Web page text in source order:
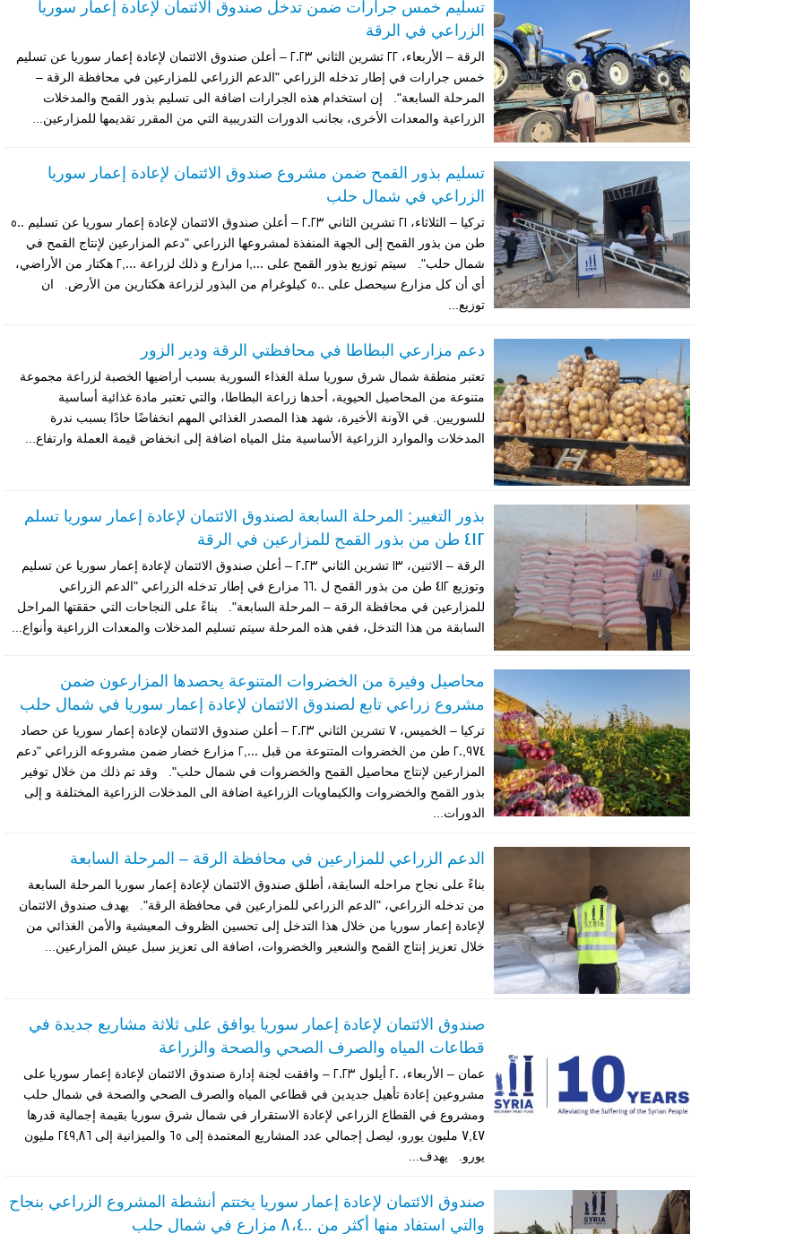
تسليم خمس جرارات ضمن تدخل صندوق الائتمان لإعادة إعمار سوريا
الزراعي في الرقة
الرقة – الأربعاء، 22 تشرين الثاني 2023 – أعلن صندوق الائتمان لإعادة إعمار سوريا عن تسليم
خمس جرارات في إطار تدخله الزراعي "الدعم الزراعي للمزارعين في محافظة الرقة –
المرحلة السابعة". إن استخدام هذه الجرارات اضافة الى تسليم بذور القمح والمدخلات
الزراعية والمعدات الأخرى، بجانب الدورات التدريبية التي من المقرر تقديمها للمزارعين...
تسليم بذور القمح ضمن مشروع صندوق الائتمان لإعادة إعمار سوريا
الزراعي في شمال حلب
تركيا – الثلاثاء، 21 تشرين الثاني 2023 – أعلن صندوق الائتمان لإعادة إعمار سوريا عن تسليم 500
طن من بذور القمح إلى الجهة المنفذة لمشروعها الزراعي "دعم المزارعين لإنتاج القمح في
شمال حلب". سيتم توزيع بذور القمح على 1,000 مزارع و ذلك لزراعة 2,000 هكتار من الأراضي،
أي أن كل مزارع سيحصل على 500 كيلوغرام من البذور لزراعة هكتارين من الأرض. ان
توزيع...
دعم مزارعي البطاطا في محافظتي الرقة ودير الزور
تعتبر منطقة شمال شرق سوريا سلة الغذاء السورية بسبب أراضيها الخصبة لزراعة مجموعة
متنوعة من المحاصيل الحيوية، أحدها زراعة البطاطا، والتي تعتبر مادة غذائية أساسية
للسوريين. في الآونة الأخيرة، شهد هذا المصدر الغذائي المهم انخفاضًا حادًا بسبب ندرة
المدخلات والموارد الزراعية الأساسية مثل المياه اضافة إلى انخفاض قيمة العملة وارتفاع...
بذور التغيير: المرحلة السابعة لصندوق الائتمان لإعادة إعمار سوريا تسلم
412 طن من بذور القمح للمزارعين في الرقة
الرقة – الاثنين، 13 تشرين الثاني 2023 – أعلن صندوق الائتمان لإعادة إعمار سوريا عن تسليم
وتوزيع 412 طن من بذور القمح ل 660 مزارع في إطار تدخله الزراعي "الدعم الزراعي
للمزارعين في محافظة الرقة – المرحلة السابعة". بناءً على النجاحات التي حققتها المراحل
السابقة من هذا التدخل، ففي هذه المرحلة سيتم تسليم المدخلات والمعدات الزراعية وأنواع...
محاصيل وفيرة من الخضروات المتنوعة يحصدها المزارعون ضمن
مشروع زراعي تابع لصندوق الائتمان لإعادة إعمار سوريا في شمال حلب
تركيا – الخميس، 7 تشرين الثاني 2023 – أعلن صندوق الائتمان لإعادة إعمار سوريا عن حصاد
20,974 طن من الخضروات المتنوعة من قبل 2,000 مزارع خضار ضمن مشروعه الزراعي "دعم
المزارعين لإنتاج محاصيل القمح والخضروات في شمال حلب". وقد تم ذلك من خلال توفير
بذور القمح والخضروات والكيماويات الزراعية اضافة الى المدخلات الزراعية المختلفة و إلى
الدورات...
الدعم الزراعي للمزارعين في محافظة الرقة – المرحلة السابعة
بناءً على نجاح مراحله السابقة، أطلق صندوق الائتمان لإعادة إعمار سوريا المرحلة السابعة
من تدخله الزراعي، "الدعم الزراعي للمزارعين في محافظة الرقة". يهدف صندوق الائتمان
لإعادة إعمار سوريا من خلال هذا التدخل إلى تحسين الظروف المعيشية والأمن الغذائي من
خلال تعزيز إنتاج القمح والشعير والخضروات، اضافة الى تعزيز سبل عيش المزارعين...
صندوق الائتمان لإعادة إعمار سوريا يوافق على ثلاثة مشاريع جديدة في
قطاعات المياه والصرف الصحي والصحة والزراعة
عمان – الأربعاء، 20 أيلول 2023 – وافقت لجنة إدارة صندوق الائتمان لإعادة إعمار سوريا على
مشروعين إعادة تأهيل جديدين في قطاعي المياه والصرف الصحي والصحة في شمال حلب
ومشروع في القطاع الزراعي لإعادة الاستقرار في شمال شرق سوريا بقيمة إجمالية قدرها
7,47 مليون يورو، ليصل إجمالي عدد المشاريع المعتمدة إلى 65 والميزانية إلى 249,86 مليون
يورو. يهدف...
صندوق الائتمان لإعادة إعمار سوريا يختتم أنشطة المشروع الزراعي بنجاح
والتي استفاد منها أكثر من 8،400 مزارع في شمال حلب